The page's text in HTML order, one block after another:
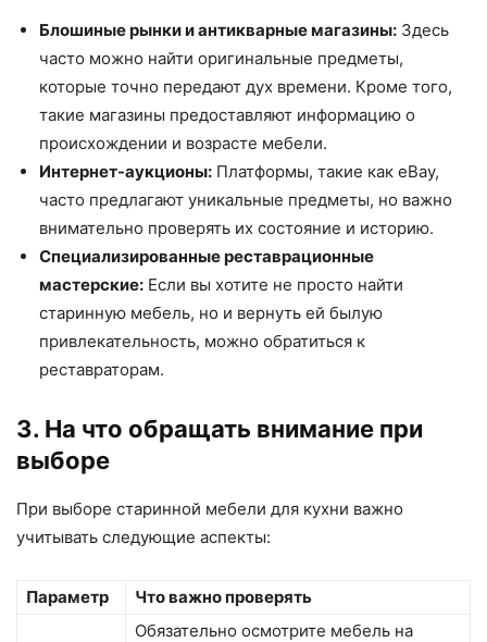
Блошиные рынки и антикварные магазины: Здесь
часто можно найти оригинальные предметы,
которые точно передают дух времени. Кроме того,
такие магазины предоставляют информацию о
происхождении и возрасте мебели.
Интернет-аукционы: Платформы, такие как eBay,
часто предлагают уникальные предметы, но важно
внимательно проверять их состояние и историю.
Специализированные реставрационные
мастерские: Если вы хотите не просто найти
старинную мебель, но и вернуть ей былую
привлекательность, можно обратиться к
реставраторам.
3. На что обращать внимание при
выборе
При выборе старинной мебели для кухни важно
учитывать следующие аспекты:
Параметр Что важно проверять
Обязательно осмотрите мебель на